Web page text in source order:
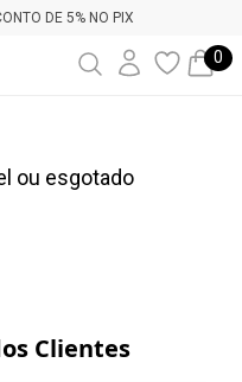
5% NO PIX
0
ou esgotado
Clientes